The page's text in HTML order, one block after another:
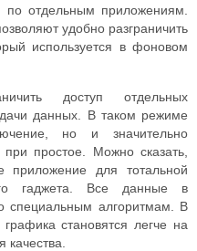
по отдельным приложениям.
удобно разграничить
используется в фоновом
доступ отдельных
данных. В таком режиме
но и значительно
простое. Можно сказать,
приложение для тотальной
гаджета. Все данные в
специальным алгоритмам. В
становятся легче на
качества.